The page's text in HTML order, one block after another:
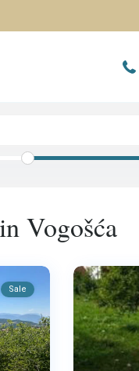
Vogošća
Sale